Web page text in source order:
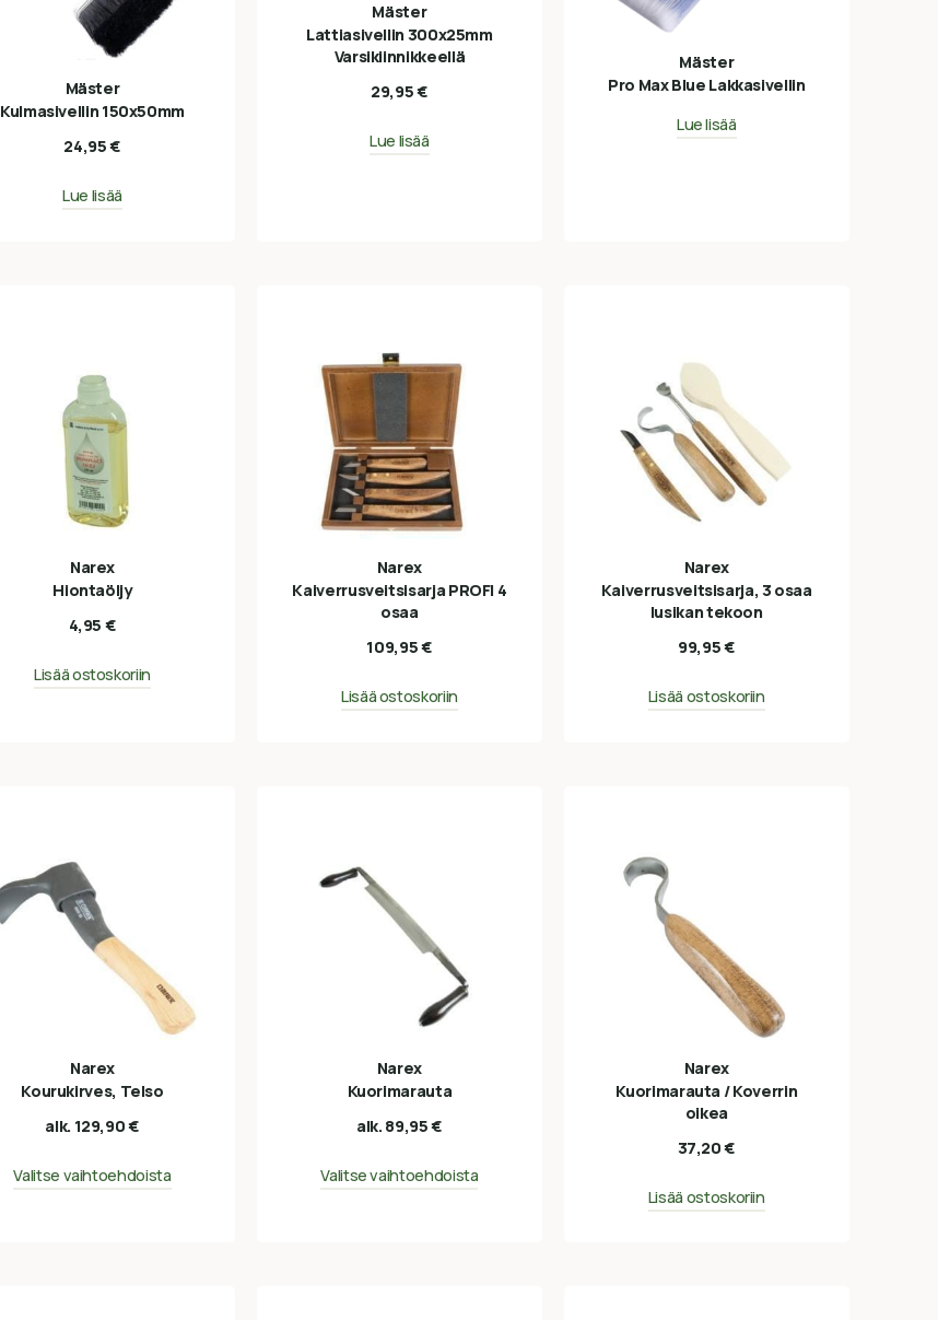
Mäster
Kulmasivellin 150x50mm
24,95€
Lue lisää
Mäster
Lattiasivellin 300x25mm
Varsikiinnikkeellä
29,95€
Lue lisää
Mäster
Pro Max Blue Lakkasivellin
Lue lisää
Narex
Hiontaöljy
4,95 €
Lisää ostoskoriin
Narex
Kaiverrusveitsisarja PROFI 4
osaa
109,95€
Lisää ostoskoriin
Narex
Kaiverrusveitsisarja, 3 osaa
lusikan tekoon
99,95€
Lisää ostoskoriin
Narex
Kourukirves, Telso
alk. 129,90€
Valitse vaihtoehdoista
Narex
Kuorimarauta
alk. 89,95€
Valitse vaihtoehdoista
Narex
Kuorimarauta / Koverrin
oikea
37,20€
Lisää ostoskoriin